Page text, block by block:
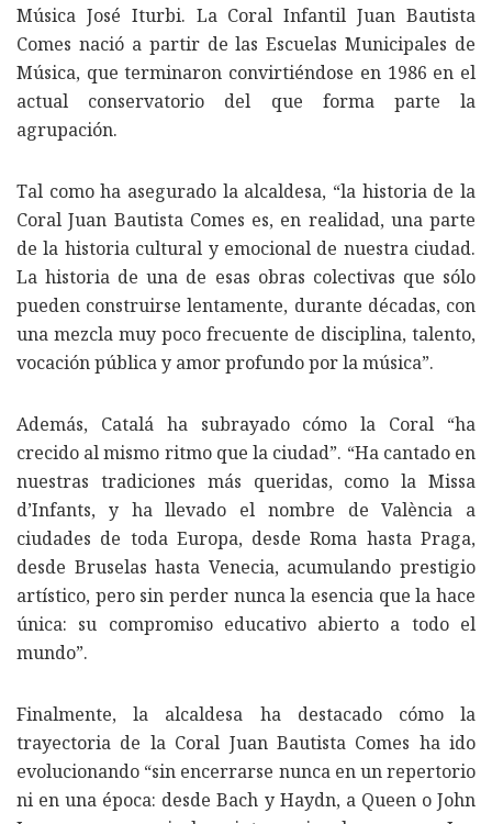
Música José Iturbi. La Coral Infantil Juan Bautista
Comes nació a partir de las Escuelas Municipales de
Música, que terminaron convirtiéndose en 1986 en el
actual conservatorio del que forma parte la
agrupación.
Tal como ha asegurado la alcaldesa, “la historia de la
Coral Juan Bautista Comes es, en realidad, una parte
de la historia cultural y emocional de nuestra ciudad.
La historia de una de esas obras colectivas que sólo
pueden construirse lentamente, durante décadas, con
una mezcla muy poco frecuente de disciplina, talento,
vocación pública y amor profundo por la música”.
Además, Catalá ha subrayado cómo la Coral “ha
crecido al mismo ritmo que la ciudad”. “Ha cantado en
nuestras tradiciones más queridas, como la Missa
d’Infants, y ha llevado el nombre de València a
ciudades de toda Europa, desde Roma hasta Praga,
desde Bruselas hasta Venecia, acumulando prestigio
artístico, pero sin perder nunca la esencia que la hace
única: su compromiso educativo abierto a todo el
mundo”.
Finalmente, la alcaldesa ha destacado cómo la
trayectoria de la Coral Juan Bautista Comes ha ido
evolucionando “sin encerrarse nunca en un repertorio
ni en una época: desde Bach y Haydn, a Queen o John